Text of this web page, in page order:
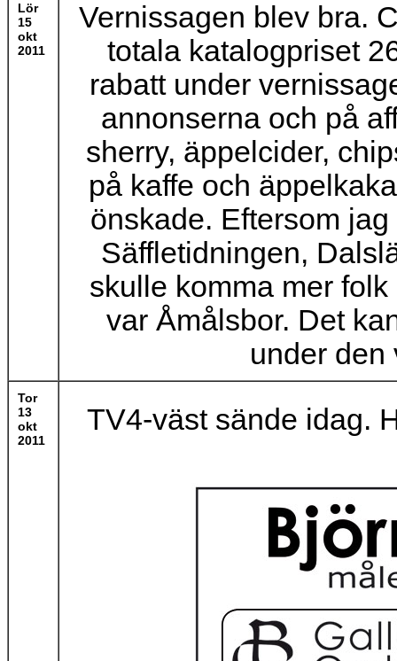
Lör
15
okt
2011
Vernissagen blev bra.
totala katalogpriset
rabatt under
annonserna och på
sherry, äppelcider,
på kaffe och
önskade. Eftersom
Säffletidningen,
skulle komma mer
var Åmålsbor. Det
under den
Tor
13
okt
2011
TV4-väst sände idag.